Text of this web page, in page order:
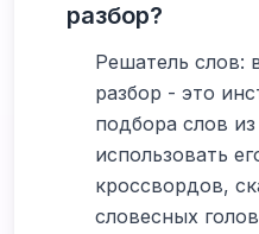
разбор?
Решатель слов:
разбор - это
подбора слов
использовать
кроссвордов,
словесных